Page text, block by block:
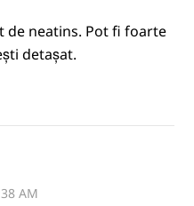
de neatins. Pot fi foarte
detașat.
AM